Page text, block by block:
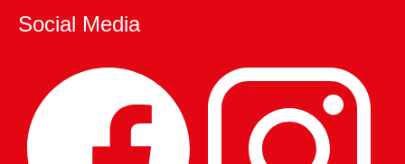
Social Media